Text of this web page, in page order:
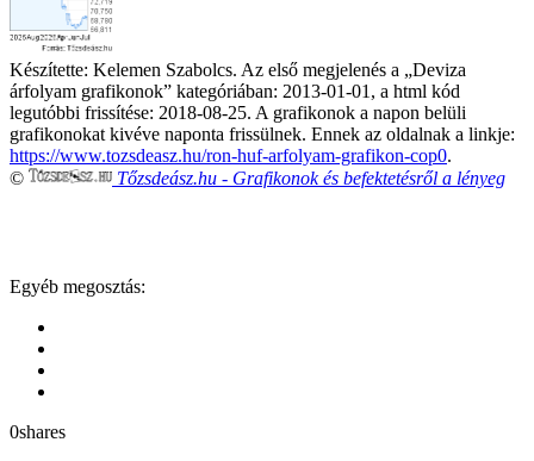
Készítette: Kelemen Szabolcs. Az első megjelenés a „Deviza
árfolyam grafikonok” kategóriában: 2013-01-01 , a html kód
legutóbbi frissítése: 2018-08-25. A grafikonok a napon belüli
grafikonokat kivéve naponta frissülnek. Ennek az oldalnak a linkje:
https://www.tozsdeasz.hu/ron-huf-arfolyam-grafikon-cop0.
©
Tőzsdeász.hu - Grafikonok és befektetésről a lényeg
Egyéb megosztás:
0shares